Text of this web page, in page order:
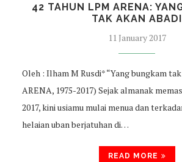
42 TAHUN LPM ARENA:
TAK AKAN ABADI
11 January 2017
Oleh : Ilham M Rusdi* “Yang bungkam
ARENA, 1975-2017) Sejak almanak
2017, kini usiamu mulai menua dan
helaian uban berjatuhan di…
READ MORE